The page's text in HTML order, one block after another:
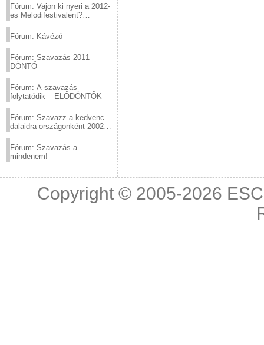
Fórum: Vajon ki nyeri a 2012-
es Melodifestivalent?
Fórum: Kávézó
Fórum: Szavazás 2011 –
DÖNTŐ
Fórum: A szavazás
folytatódik – ELŐDÖNTŐK
Fórum: Szavazz a kedvenc
dalaidra országonként 2002
Fórum: Szavazás a
mindenem!
Copyright © 2005-2026